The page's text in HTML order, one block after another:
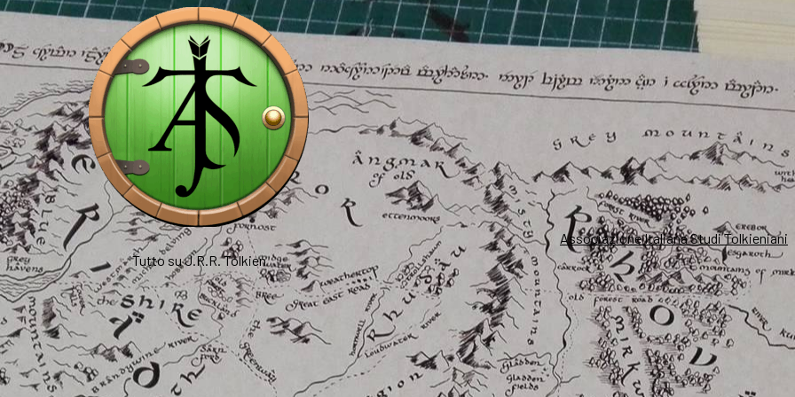
Associazione Italiana Studi Tolkieniani
Tutto su J.R.R. Tolkien